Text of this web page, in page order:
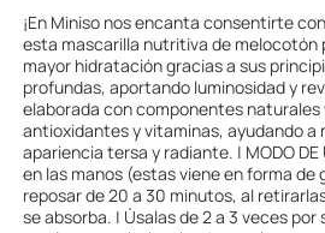
¡En Miniso nos encanta consentirte
esta mascarilla nutritiva de melocotón
mayor hidratación gracias a sus
profundas, aportando luminosidad y
elaborada con componentes
antioxidantes y vitaminas, ayudando
apariencia tersa y radiante. | MODO
en las manos (estas viene en forma
reposar de 20 a 30 minutos, al
se absorba. | Úsalas de 2 a 3 veces